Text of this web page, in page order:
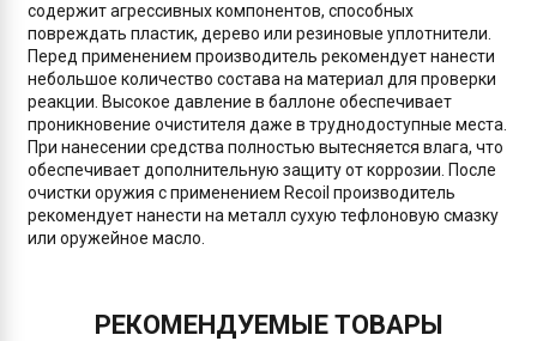
содержит агрессивных компонентов, способных
повреждать пластик, дерево или резиновые уплотнители.
Перед применением производитель рекомендует нанести
небольшое количество состава на материал для проверки
реакции. Высокое давление в баллоне обеспечивает
проникновение очистителя даже в труднодоступные места.
При нанесении средства полностью вытесняется влага, что
обеспечивает дополнительную защиту от коррозии. После
очистки оружия с применением Recoil производитель
рекомендует нанести на металл сухую тефлоновую смазку
или оружейное масло.
РЕКОМЕНДУЕМЫЕ ТОВАРЫ